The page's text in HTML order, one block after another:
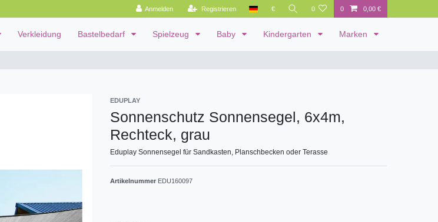
Anmelden Registrieren € 0 0 0,00 €
Verkleidung Bastelbedarf Spielzeug Baby Kindergarten Marken
EDUPLAY
Sonnenschutz Sonnensegel, 6x4m,
Rechteck, grau
Eduplay Sonnensegel für Sandkasten, Planschbecken oder Terasse
Artikelnummer EDU160097